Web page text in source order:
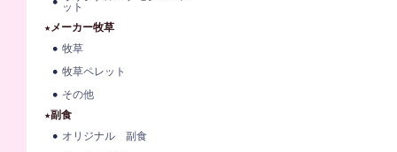
ット
★メーカー牧草
牧草
牧草ペレット
その他
★副食
オリジナル 副食